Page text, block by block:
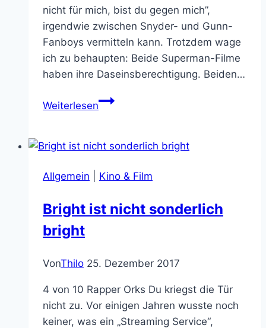
nicht für mich, bist du gegen mich”,
irgendwie zwischen Snyder- und Gunn-
Fanboys vermitteln kann. Trotzdem wage
ich zu behaupten: Beide Superman-Filme
haben ihre Daseinsberechtigung. Beiden…
WeiterlesenWas
Superman
oder
als
Allgemein Kino & Film
Bright ist nicht sonderlich
bright
VonThilo 25. Dezember 2017
4 von 10 Rapper Orks Du kriegst die Tür
nicht zu. Vor einigen Jahren wusste noch
keiner, was ein „Streaming Service“,